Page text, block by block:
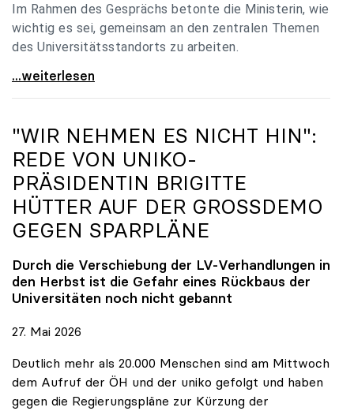
Im Rahmen des Gesprächs betonte die Ministerin, wie
wichtig es sei, gemeinsam an den zentralen Themen
des Universitätsstandorts zu arbeiten.
Holzleitner empfing uniko-Spitze zum Austausch
...weiterlesen
"WIR NEHMEN ES NICHT HIN":
REDE VON UNIKO-
PRÄSIDENTIN BRIGITTE
HÜTTER AUF DER GROSSDEMO G
EGEN SPARPLÄNE
Durch die Verschiebung der LV-Verhandlungen in
den Herbst ist die Gefahr eines Rückbaus der
Universitäten noch nicht gebannt
27. Mai 2026
Deutlich mehr als 20.000 Menschen sind am Mittwoch
dem Aufruf der ÖH und der uniko gefolgt und haben
gegen die Regierungspläne zur Kürzung der